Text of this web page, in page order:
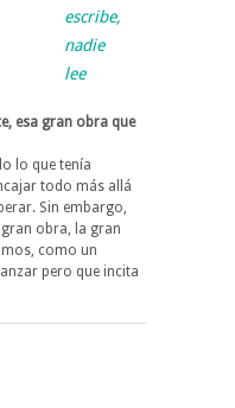
escribe,
nadie
lee
esa gran obra que
lo que tenía
todo más allá
Sin embargo,
obra, la gran
como un
pero que incita